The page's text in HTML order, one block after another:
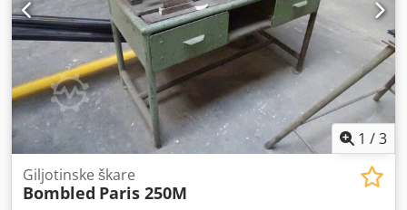
označenoj lokaciji, kupac snosi sve troškove i rizike,
uključujući utovar, transport i carinske formalnosti.”
1 /3
Giljotinske škare
Bombled Paris 250M